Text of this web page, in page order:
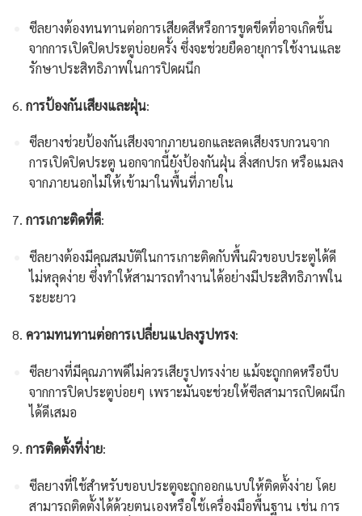
ซีลยางต้องทนทานต่อการเสียดสีหรือการขูดขีดที่อาจเกิดขึ้น
จากการเปิดปิดประตูบ่อยครั้ง ซึ่งจะช่วยยืดอายุการใช้งานและ
รักษาประสิทธิภาพในการปิดผนึก
6. การป้องกันเสียงและฝุ่น:
ซีลยางช่วยป้องกันเสียงจากภายนอกและลดเสียงรบกวนจาก
การเปิดปิดประตู นอกจากนี้ยังป้องกันฝุ่น สิ่งสกปรก หรือแมลง
จากภายนอกไม่ให้เข้ามาในพื้นที่ภายใน
7. การเกาะติดที่ดี:
ซีลยางต้องมีคุณสมบัติในการเกาะติดกับพื้นผิวขอบประตูได้ดี
ไม่หลุดง่าย ซึ่งทำให้สามารถทำงานได้อย่างมีประสิทธิภาพใน
ระยะยาว
8. ความทนทานต่อการเปลี่ยนแปลงรูปทรง:
ซีลยางที่มีคุณภาพดีไม่ควรเสียรูปทรงง่าย แม้จะถูกกดหรือบีบ
จากการปิดประตูบ่อยๆ เพราะมันจะช่วยให้ซีลสามารถปิดผนึก
ได้ดีเสมอ
9. การติดตั้งที่ง่าย:
ซีลยางที่ใช้สำหรับขอบประตูจะถูกออกแบบให้ติดตั้งง่าย โดย
สามารถติดตั้งได้ด้วยตนเองหรือใช้เครื่องมือพื้นฐาน เช่น การ